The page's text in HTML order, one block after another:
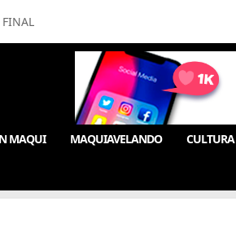
FINAL
MAQUI MAQUIAVELANDO CULTURA